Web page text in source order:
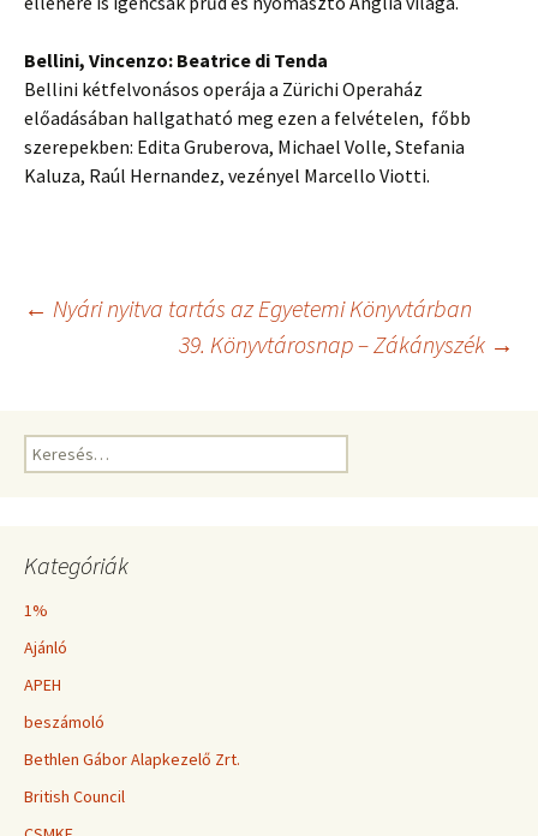
Bellini, Vincenzo: Beatrice di Tenda
Bellini kétfelvonásos operája a Zürichi Operaház
előadásában hallgatható meg ezen a felvételen, főbb
szerepekben: Edita Gruberova, Michael Volle, Stefania
Kaluza, Raúl Hernandez, vezényel Marcello Viotti.
Bejegyzés
← Nyári nyitva tartás az Egyetemi Könyvtárban
39. Könyvtárosnap – Zákányszék →
Keresés:
Kategóriák
1%
Ajánló
APEH
beszámoló
Bethlen Gábor Alapkezelő Zrt.
British Council